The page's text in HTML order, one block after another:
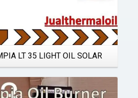
LT 35 LIGHT OIL SOLAR